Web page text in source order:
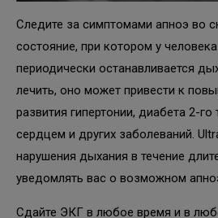
Следите за симптомами апноэ во
состояние, при котором у
периодически останавливается
лечить, оно может привести к
развития гипертонии, диабета 2-го
сердцем и других заболеваний.
нарушения дыхания в течение
уведомлять вас о возможном
Сдайте ЭКГ в любое время и в